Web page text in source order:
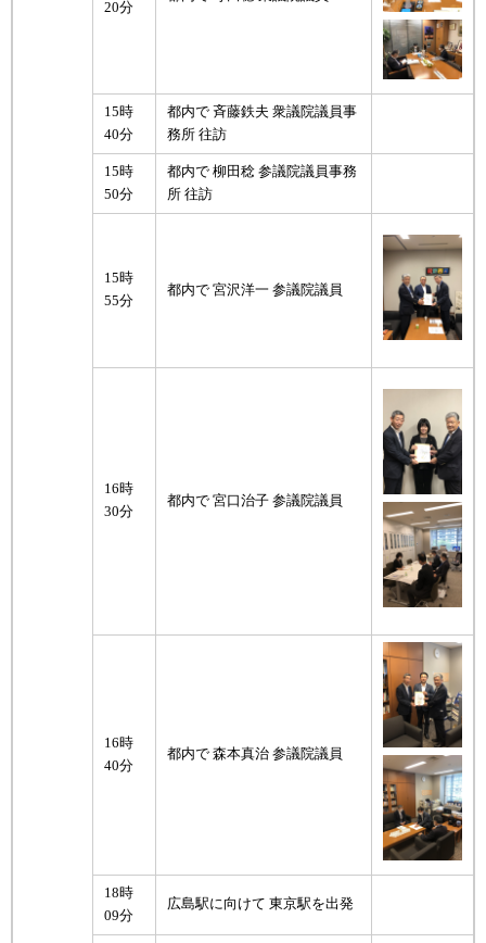
20分
15時
40分
都内で 斉藤鉄夫 衆議院議員事
務所 往訪
15時
50分
都内で 柳田稔 参議院議員事務
所 往訪
15時
55分
都内で 宮沢洋一 参議院議員
16時
30分
都内で 宮口治子 参議院議員
16時
40分
都内で 森本真治 参議院議員
18時
09分
広島駅に向けて 東京駅を出発